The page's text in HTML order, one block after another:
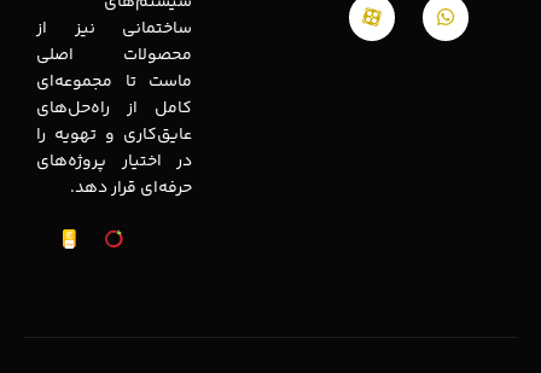
ساختمانی نیز از
محصولات اصلی
ماست تا مجموعه‌ای
کامل از راه‌حل‌های
عایق‌کاری و تهویه را
در اختیار پروژه‌های
حرفه‌ای قرار دهد.